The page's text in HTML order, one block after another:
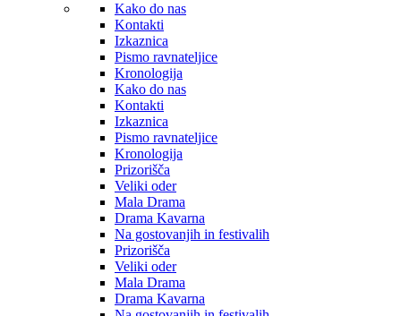
Kako do nas
Kontakti
Izkaznica
Pismo ravnateljice
Kronologija
Kako do nas
Kontakti
Izkaznica
Pismo ravnateljice
Kronologija
Prizorišča
Veliki oder
Mala Drama
Drama Kavarna
Na gostovanjih in festivalih
Prizorišča
Veliki oder
Mala Drama
Drama Kavarna